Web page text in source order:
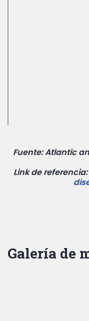
Fuente: Atlantic
Link de referencia:
Galería de